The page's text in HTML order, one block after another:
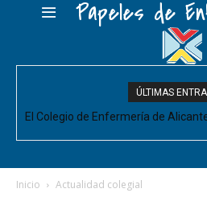
Papeles de
ÚLTIMAS
El Colegio de Enfermería de
acompañe de decisiones
Inicio Actualidad colegial